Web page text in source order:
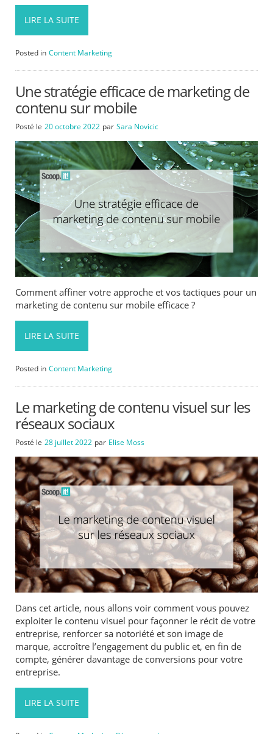
LIRE LA SUITE
Posted in Content Marketing
Une stratégie efficace de marketing de
contenu sur mobile
Posté le 20 octobre 2022 par Sara Novicic
Comment affiner votre approche et vos tactiques pour un
marketing de contenu sur mobile efficace ?
LIRE LA SUITE
Posted in Content Marketing
Le marketing de contenu visuel sur les
réseaux sociaux
Posté le 28 juillet 2022 par Elise Moss
Dans cet article, nous allons voir comment vous pouvez
exploiter le contenu visuel pour façonner le récit de votre
entreprise, renforcer sa notoriété et son image de
marque, accroître l’engagement du public et, en fin de
compte, générer davantage de conversions pour votre
entreprise.
LIRE LA SUITE